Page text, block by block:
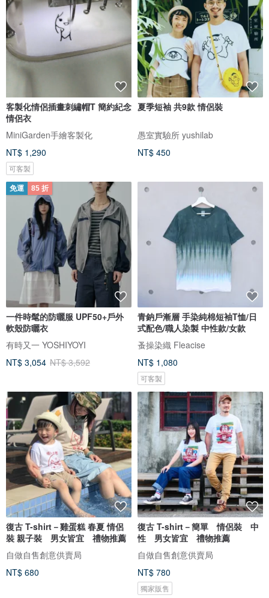
客製化情侶插畫刺繡帽T 簡約紀念
情侶衣
MiniGarden手繪客製化
NT$ 1,290
可客製
夏季短袖 共9款 情侶裝
愚室實驗所 yushilab
NT$ 450
免運 85 折
一件時髦的防曬服 UPF50+戶外
軟殼防曬衣
有時又一 YOSHIYOYI
NT$ 3,054 NT$ 3,592
青鈉戶漸層 手染純棉短袖T恤/日
式配色/職人染製 中性款/女款
蚤操染織 Fleacise
NT$ 1,080
可客製
復古 T-shirt－雞蛋糕 春夏 情侶
裝 親子裝 男女皆宜 禮物推薦
自做自售創意供賣局
NT$ 680
復古 T-shirt－簡單 情侶裝 中
性 男女皆宜 禮物推薦
自做自售創意供賣局
NT$ 780
獨家販售